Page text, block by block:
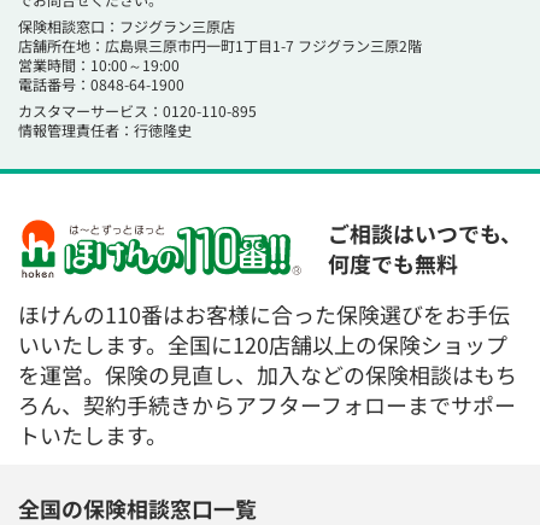
保険相談窓口：フジグラン三原店
店舗所在地：広島県三原市円一町1丁目1-7 フジグラン三原2階
営業時間：10:00～19:00
電話番号：0848-64-1900
カスタマーサービス：0120-110-895
情報管理責任者：行徳隆史
ご相談はいつでも、
何度でも無料
ほけんの110番はお客様に合った保険選びをお手伝
いいたします。全国に120店舗以上の保険ショップ
を運営。保険の見直し、加入などの保険相談はもち
ろん、契約手続きからアフターフォローまでサポー
トいたします。
全国の保険相談窓口一覧